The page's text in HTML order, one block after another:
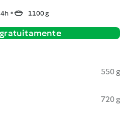
1100 g
550 g
720 g